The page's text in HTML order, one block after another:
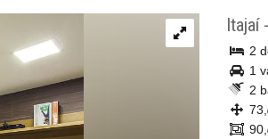
Itajaí-
2
1
2
73,
90,